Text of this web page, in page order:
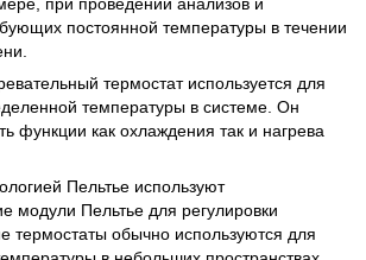
постоянной температуры в течении
термостат используется для
температуры в системе. Он
функции как охлаждения так и нагрева
Пельтье используют
модули Пельтье для регулировки
термостаты обычно используются для